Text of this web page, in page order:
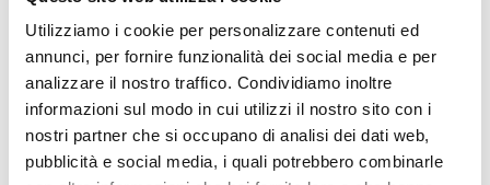
Utilizziamo i cookie per personalizzare contenuti ed
annunci, per fornire funzionalità dei social media e per
analizzare il nostro traffico. Condividiamo inoltre
informazioni sul modo in cui utilizzi il nostro sito con i
nostri partner che si occupano di analisi dei dati web,
pubblicità e social media, i quali potrebbero combinarle
Bollini per certificati
CCIAA (foglio 40
bollini)